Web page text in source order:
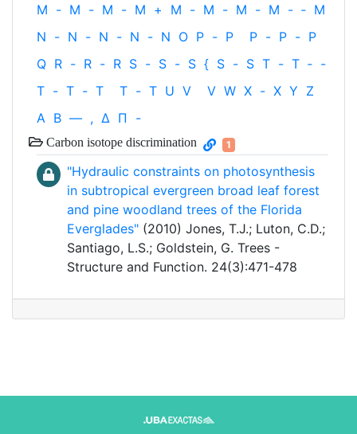
M - M - M - M + M - M - M - M - ‐ M
N - N - N - N - N O P - P P - P - P
Q R - R - R S - S - S { S - S T - T ‐ -
T - T - T T - T U V V W X - X Y Z
Α Β — , Δ Π -
Carbon isotope discrimination 1
"Hydraulic constraints on photosynthesis
in subtropical evergreen broad leaf forest
and pine woodland trees of the Florida
Everglades" (2010) Jones, T.J.; Luton, C.D.;
Santiago, L.S.; Goldstein, G. Trees -
Structure and Function. 24(3):471-478